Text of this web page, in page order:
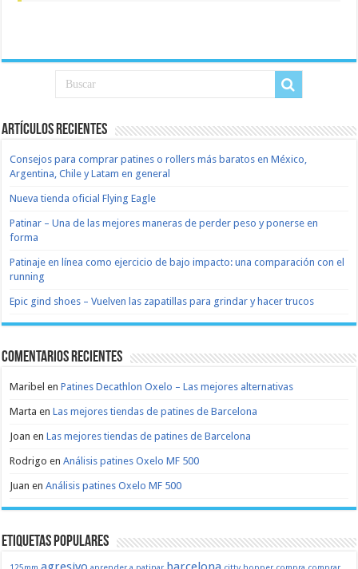
Artículos recientes
Consejos para comprar patines o rollers más baratos en México,
Argentina, Chile y Latam en general
Nueva tienda oficial Flying Eagle
Patinar – Una de las mejores maneras de perder peso y ponerse en
forma
Patinaje en línea como ejercicio de bajo impacto: una comparación con el
running
Epic gind shoes – Vuelven las zapatillas para grindar y hacer trucos
Comentarios recientes
Maribel enPatines Decathlon Oxelo – Las mejores alternativas
Marta enLas mejores tiendas de patines de Barcelona
Joan enLas mejores tiendas de patines de Barcelona
Rodrigo enAnálisis patines Oxelo MF 500
Juan enAnálisis patines Oxelo MF 500
Etiquetas populares